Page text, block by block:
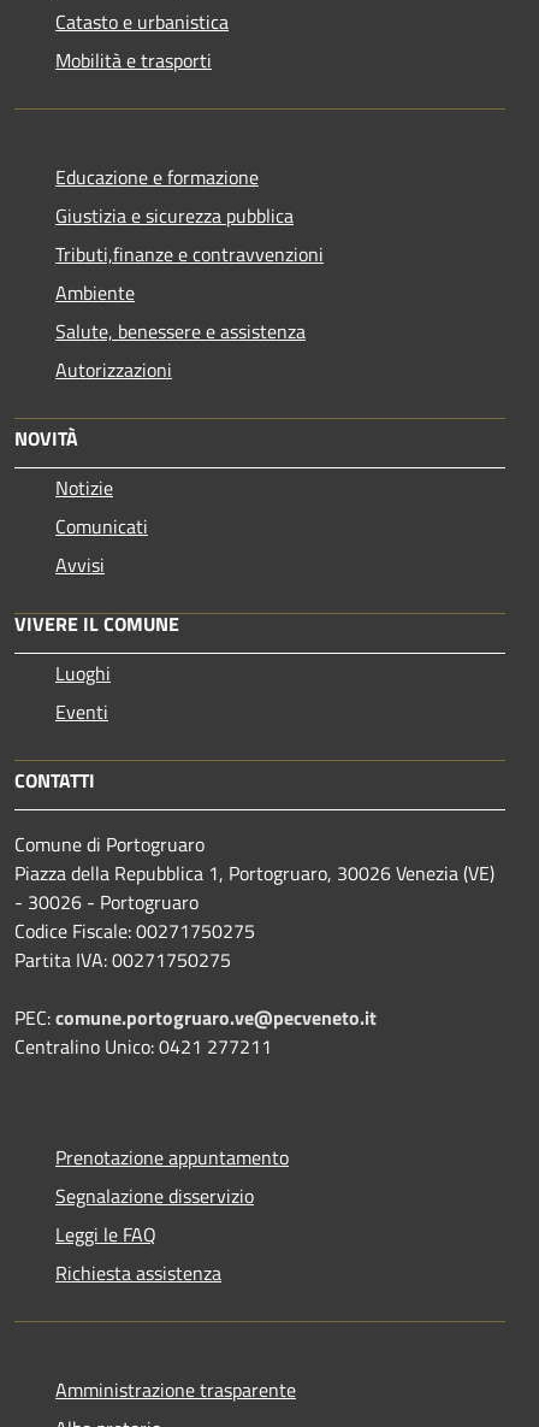
Catasto e urbanistica
Mobilità e trasporti
Educazione e formazione
Giustizia e sicurezza pubblica
Tributi,finanze e contravvenzioni
Ambiente
Salute, benessere e assistenza
Autorizzazioni
NOVITÀ
Notizie
Comunicati
Avvisi
VIVERE IL COMUNE
Luoghi
Eventi
CONTATTI
Comune di Portogruaro
Piazza della Repubblica 1, Portogruaro, 30026 Venezia (VE)
- 30026 - Portogruaro
Codice Fiscale: 00271750275
Partita IVA: 00271750275
PEC:comune.portogruaro.ve@pecveneto.it
Centralino Unico: 0421 277211
Prenotazione appuntamento
Segnalazione disservizio
Leggi le FAQ
Richiesta assistenza
Amministrazione trasparente